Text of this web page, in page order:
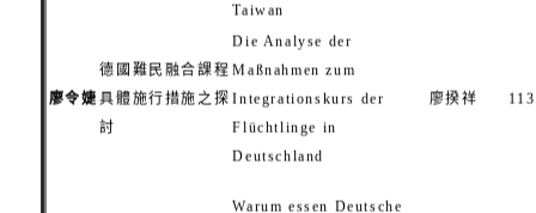
Taiwan
廖令婕
德國難民融合課程
具體施行措施之探
討
Die Analyse der
Maßnahmen zum
Integrationskurs der
Flüchtlinge in
Deutschland
廖揆祥 113
Warum essen Deutsche